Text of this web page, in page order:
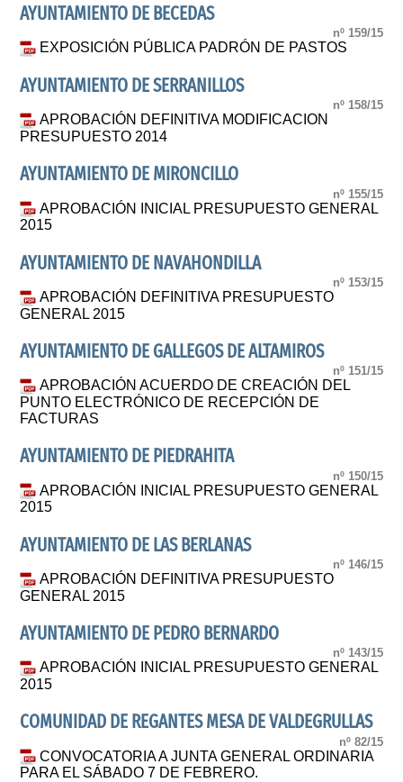
AYUNTAMIENTO DE BECEDAS
nº 159/15
EXPOSICIÓN PÚBLICA PADRÓN DE PASTOS
AYUNTAMIENTO DE SERRANILLOS
nº 158/15
APROBACIÓN DEFINITIVA MODIFICACION
PRESUPUESTO 2014
AYUNTAMIENTO DE MIRONCILLO
nº 155/15
APROBACIÓN INICIAL PRESUPUESTO GENERAL
2015
AYUNTAMIENTO DE NAVAHONDILLA
nº 153/15
APROBACIÓN DEFINITIVA PRESUPUESTO
GENERAL 2015
AYUNTAMIENTO DE GALLEGOS DE ALTAMIROS
nº 151/15
APROBACIÓN ACUERDO DE CREACIÓN DEL
PUNTO ELECTRÓNICO DE RECEPCIÓN DE
FACTURAS
AYUNTAMIENTO DE PIEDRAHITA
nº 150/15
APROBACIÓN INICIAL PRESUPUESTO GENERAL
2015
AYUNTAMIENTO DE LAS BERLANAS
nº 146/15
APROBACIÓN DEFINITIVA PRESUPUESTO
GENERAL 2015
AYUNTAMIENTO DE PEDRO BERNARDO
nº 143/15
APROBACIÓN INICIAL PRESUPUESTO GENERAL
2015
COMUNIDAD DE REGANTES MESA DE VALDEGRULLAS
nº 82/15
CONVOCATORIA A JUNTA GENERAL ORDINARIA
PARA EL SÁBADO 7 DE FEBRERO.